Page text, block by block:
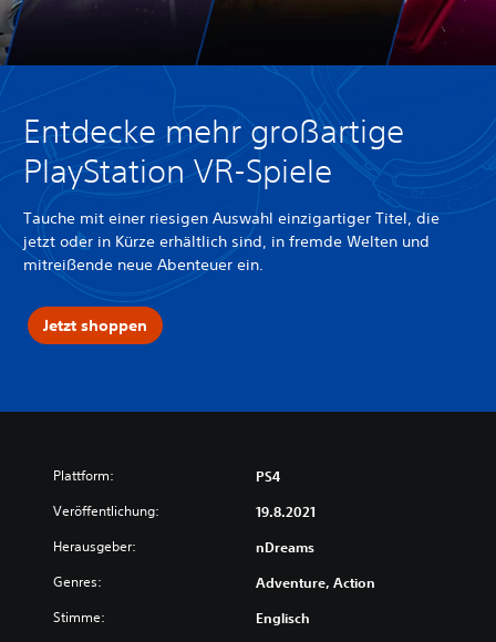
Entdecke mehr großartige
PlayStation VR-Spiele
Tauche mit einer riesigen Auswahl einzigartiger Titel, die
jetzt oder in Kürze erhältlich sind, in fremde Welten und
mitreißende neue Abenteuer ein.
Jetzt shoppen
Plattform: PS4
Veröffentlichung: 19.8.2021
Herausgeber: nDreams
Genres: Adventure, Action
Stimme: Englisch